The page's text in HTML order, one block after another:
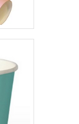
e
faz,
dos